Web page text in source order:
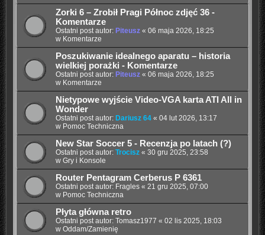
Zorki 6 – Zrobił Pragi Północ zdjęć 36 -
Komentarze
Ostatni post autor: Piteusz« 06 maja 2026, 18:25
w Komentarze
Poszukiwanie idealnego aparatu – historia
wielkiej porażki - Komentarze
Ostatni post autor: Piteusz« 06 maja 2026, 18:25
w Komentarze
Nietypowe wyjście Video-VGA karta ATI All in
Wonder
Ostatni post autor: Dariusz 64« 04 lut 2026, 13:17
w Pomoc Techniczna
New Star Soccer 5 - Recenzja po latach (?)
Ostatni post autor: Trocisz« 30 gru 2025, 23:58
w Gry i Konsole
Router Pentagram Cerberus P 6361
Ostatni post autor: Fragles« 21 gru 2025, 07:00
w Pomoc Techniczna
Płyta główna retro
Ostatni post autor: Tomasz1977 « 02 lis 2025, 18:03
w Oddam/Zamienię